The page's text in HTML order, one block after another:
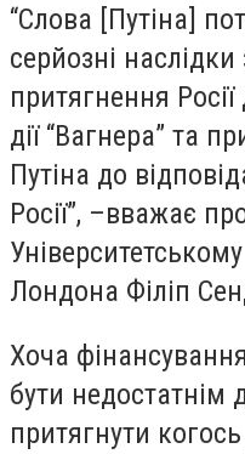
“Слова [Путіна]
серйозні
притягнення
дії “Вагнера” та
Путіна до
Росії”, –вважає
Лондона Філіп
Хоча
бути недостатнім
притягнути